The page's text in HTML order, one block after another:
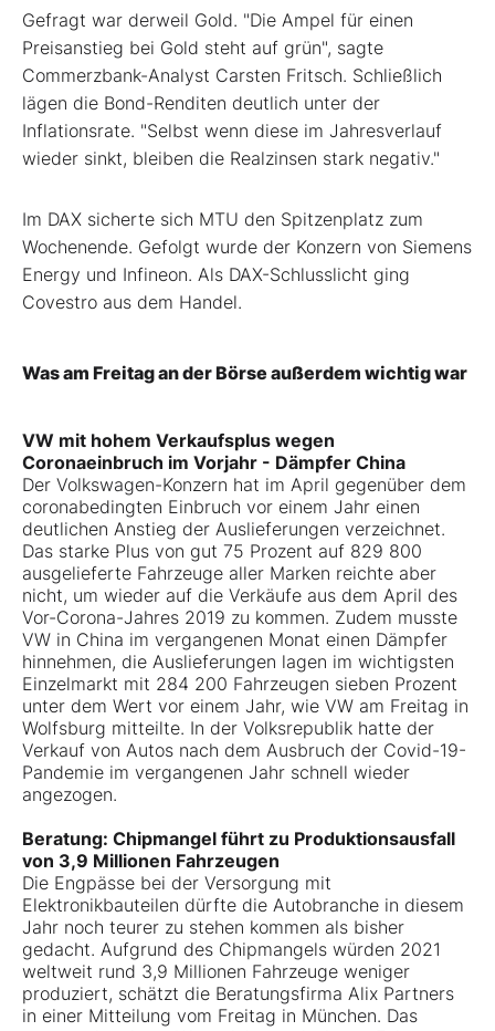
Gefragt war derweil Gold. "Die Ampel für einen
Preisanstieg bei Gold steht auf grün", sagte
Commerzbank-Analyst Carsten Fritsch. Schließlich
lägen die Bond-Renditen deutlich unter der
Inflationsrate. "Selbst wenn diese im Jahresverlauf
wieder sinkt, bleiben die Realzinsen stark negativ."
Im DAX sicherte sich MTU den Spitzenplatz zum
Wochenende. Gefolgt wurde der Konzern von Siemens
Energy und Infineon. Als DAX-Schlusslicht ging
Covestro aus dem Handel.
Was am Freitag an der Börse außerdem wichtig war
VW mit hohem Verkaufsplus wegen
Coronaeinbruch im Vorjahr - Dämpfer China
Der Volkswagen-Konzern hat im April gegenüber dem
coronabedingten Einbruch vor einem Jahr einen
deutlichen Anstieg der Auslieferungen verzeichnet.
Das starke Plus von gut 75 Prozent auf 829 800
ausgelieferte Fahrzeuge aller Marken reichte aber
nicht, um wieder auf die Verkäufe aus dem April des
Vor-Corona-Jahres 2019 zu kommen. Zudem musste
VW in China im vergangenen Monat einen Dämpfer
hinnehmen, die Auslieferungen lagen im wichtigsten
Einzelmarkt mit 284 200 Fahrzeugen sieben Prozent
unter dem Wert vor einem Jahr, wie VW am Freitag in
Wolfsburg mitteilte. In der Volksrepublik hatte der
Verkauf von Autos nach dem Ausbruch der Covid-19-
Pandemie im vergangenen Jahr schnell wieder
angezogen.
Beratung: Chipmangel führt zu Produktionsausfall
von 3,9 Millionen Fahrzeugen
Die Engpässe bei der Versorgung mit
Elektronikbauteilen dürfte die Autobranche in diesem
Jahr noch teurer zu stehen kommen als bisher
gedacht. Aufgrund des Chipmangels würden 2021
weltweit rund 3,9 Millionen Fahrzeuge weniger
produziert, schätzt die Beratungsfirma Alix Partners
in einer Mitteilung vom Freitag in München. Das